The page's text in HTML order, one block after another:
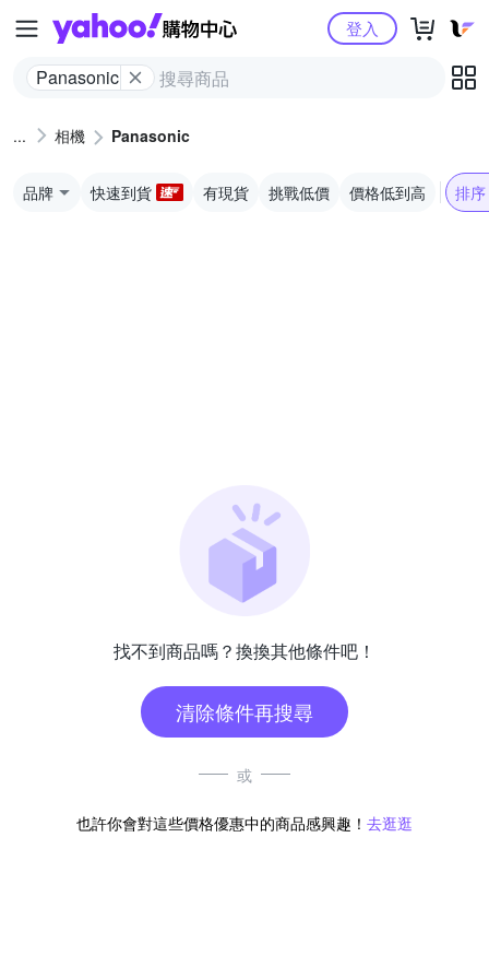
Yahoo購物中心
Panasonic
登入
相機 Panasonic
品牌 快速到貨 有現貨 挑戰低價 價格低到高 排序
找不到商品嗎？換換其他條件吧！
清除條件再搜尋
或
也許你會對這些價格優惠中的商品感興趣！ 去逛逛